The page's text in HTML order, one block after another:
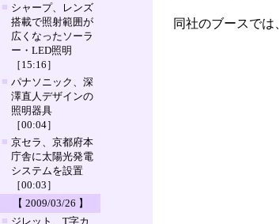
■ シャープ、レンズ
搭載で照射範囲が
広くなったソーラ
ー・LED照明
［15:16］
■ パナソニック、深
澤直人デザインの
照明器具
［00:04］
■ 京セラ、京都府本
庁舎に太陽光発電
システムを設置
［00:03］
【 2009/03/26 】
■ ジレット、T字カ
同社のブースでは